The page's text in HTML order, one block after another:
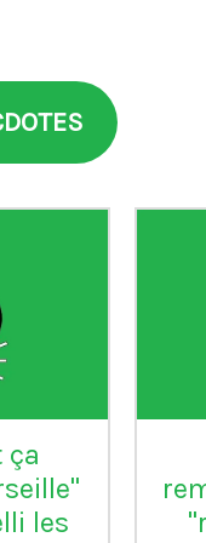
seul
n'a
en